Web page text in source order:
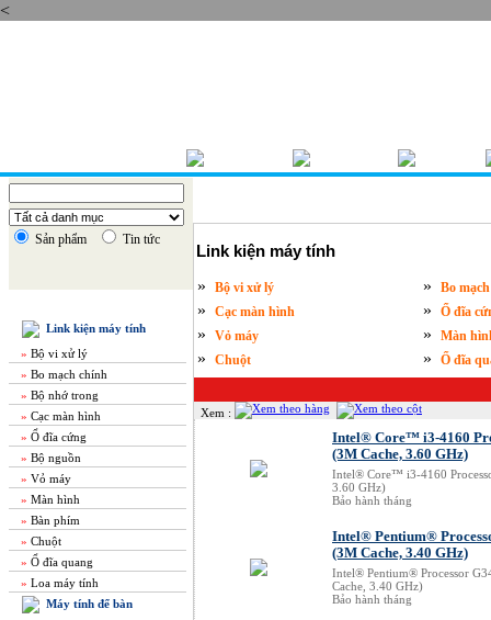
<
Sản phẩm Tin tức
Link kiện máy tính
» Bộ vi xử lý
» Bo mạch chính
» Bộ nhớ trong
» Cạc màn hình
» Ổ đĩa cứng
» Bộ nguồn
» Vỏ máy
» Màn hình
» Bàn phím
» Chuột
» Ổ đĩa quang
» Loa máy tính
Máy tính để bàn
Link kiện máy tính
»
Bộ vi xử lý » Bo
» Cạc màn hình » Ổ đĩa
» Vỏ máy » Màn
» Chuột » Ổ đĩa
Xem :
Intel® Core™ i3-4160
(3M Cache, 3.60 GHz)
Intel® Core™ i3-4160
3.60 GHz)
Bảo hành tháng
Intel® Pentium®
(3M Cache, 3.40 GHz)
Intel® Pentium® Processor
Cache, 3.40 GHz)
Bảo hành tháng